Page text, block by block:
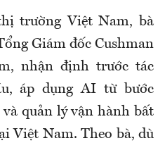
trường Việt Nam, bà
Giám đốc Cushman
nhận định trước tác
áp dụng AI từ bước
quản lý vận hành bất
Việt Nam. Theo bà, dù